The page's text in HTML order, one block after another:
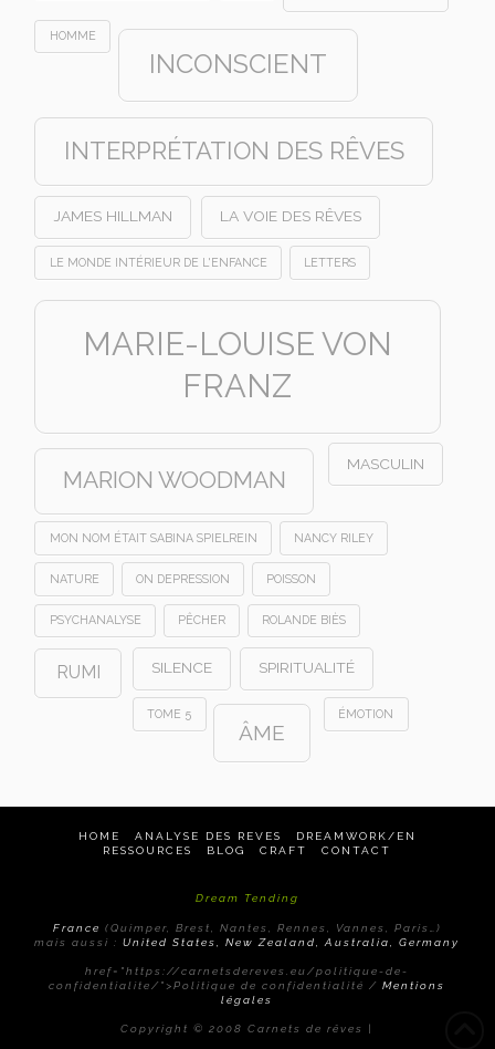
HOMME
INCONSCIENT
INTERPRÉTATION DES RÊVES
JAMES HILLMAN LA VOIE DES RÊVES
LE MONDE INTÉRIEUR DE L'ENFANCE LETTERS
MARIE-LOUISE VON
FRANZ
MARION WOODMAN
MASCULIN
MON NOM ÉTAIT SABINA SPIELREIN NANCY RILEY
NATURE ON DEPRESSION POISSON
PSYCHANALYSE PÊCHER ROLANDE BIÈS
RUMI SILENCE SPIRITUALITÉ
TOME 5
ÂME
ÉMOTION
HOME ANALYSE DES REVES
DREAMWORK/EN
RESSOURCES
BLOG CRAFT CONTACT
Dream Tending
France (Quimper, Brest, Nantes, Rennes, Vannes, Paris…)
mais aussi :United States, New Zealand, Australia, Germany
href="https://carnetsdereves.eu/politique-de-
confidentialite/">Politique de confidentialité /Mentions
légales
Copyright © 2008 Carnets de rêves |